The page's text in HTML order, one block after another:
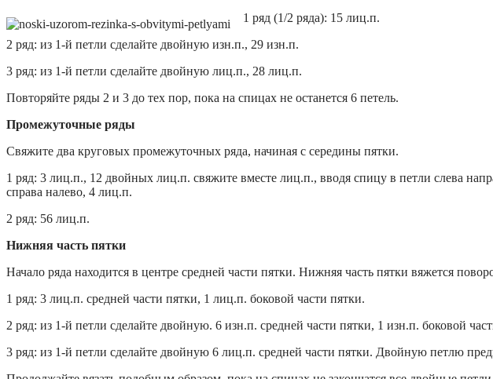
1 ряд (1/2 ряда): 15 лиц.п.
2 ряд: из 1-й петли сделайте двойную изн.п., 29 изн.п.
3 ряд: из 1-й петли сделайте двойную лиц.п., 28 лиц.п.
Повторяйте ряды 2 и 3 до тех пор, пока на спицах не останется 6 петель.
Промежуточные ряды
Свяжите два круговых промежуточных ряда, начиная с середины пятки.
1 ряд: 3 лиц.п., 12 двойных лиц.п. свяжите вместе лиц.п., вводя спицу в петли слева
справа налево, 4 лиц.п.
2 ряд: 56 лиц.п.
Нижняя часть пятки
Начало ряда находится в центре средней части пятки. Нижняя часть пятки вяжется
1 ряд: 3 лиц.п. средней части пятки, 1 лиц.п. боковой части пятки.
2 ряд: из 1-й петли сделайте двойную. 6 изн.п. средней части пятки, 1 изн.п. боковой
3 ряд: из 1-й петли сделайте двойную 6 лиц.п. средней части пятки. Двойную петлю